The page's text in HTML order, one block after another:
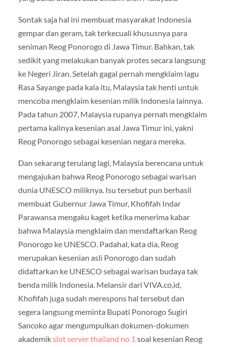
Sontak saja hal ini membuat masyarakat Indonesia
gempar dan geram, tak terkecuali khususnya para
seniman Reog Ponorogo di Jawa Timur. Bahkan, tak
sedikit yang melakukan banyak protes secara langsung
ke Negeri Jiran. Setelah gagal pernah mengklaim lagu
Rasa Sayange pada kala itu, Malaysia tak henti untuk
mencoba mengklaim kesenian milik Indonesia lainnya.
Pada tahun 2007, Malaysia rupanya pernah mengklaim
pertama kalinya kesenian asal Jawa Timur ini, yakni
Reog Ponorogo sebagai kesenian negara mereka.
Dan sekarang terulang lagi, Malaysia berencana untuk
mengajukan bahwa Reog Ponorogo sebagai warisan
dunia UNESCO miliknya. Isu tersebut pun berhasil
membuat Gubernur Jawa Timur, Khofifah Indar
Parawansa mengaku kaget ketika menerima kabar
bahwa Malaysia mengklaim dan mendaftarkan Reog
Ponorogo ke UNESCO. Padahal, kata dia, Reog
merupakan kesenian asli Ponorogo dan sudah
didaftarkan ke UNESCO sebagai warisan budaya tak
benda milik Indonesia. Melansir dari VIVA.co,id,
Khofifah juga sudah merespons hal tersebut dan
segera langsung meminta Bupati Ponorogo Sugiri
Sancoko agar mengumpulkan dokumen-dokumen
akademikslot server thailand no 1 soal kesenian Reog